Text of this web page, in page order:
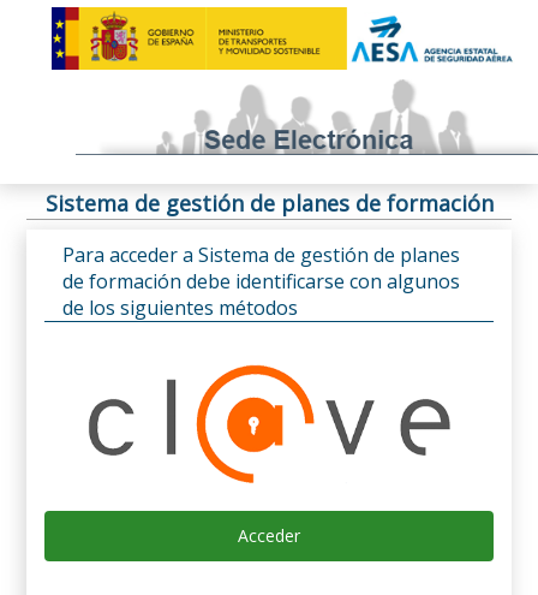
Sistema de gestión de planes de formación
Para acceder a Sistema de gestión de planes
de formación debe identificarse con algunos
de los siguientes métodos
Acceder